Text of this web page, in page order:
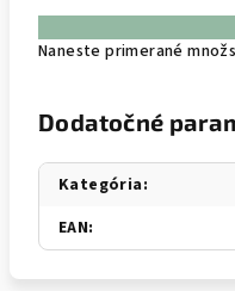
Naneste primerané
Dodatočné
Kategória:
EAN: